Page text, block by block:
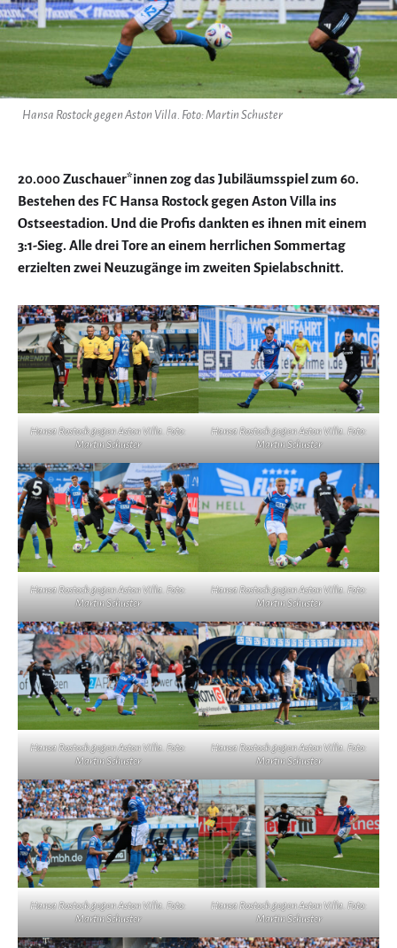
Hansa Rostock gegen Aston Villa. Foto: Martin Schuster
20.000 Zuschauer*innen zog das Jubiläumsspiel zum 60.
Bestehen des FC Hansa Rostock gegen Aston Villa ins
Ostseestadion. Und die Profis dankten es ihnen mit einem
3:1-Sieg. Alle drei Tore an einem herrlichen Sommertag
erzielten zwei Neuzugänge im zweiten Spielabschnitt.
Hansa Rostock gegen Aston Villa. Foto:
Martin Schuster
Hansa Rostock gegen Aston Villa. Foto:
Martin Schuster
Hansa Rostock gegen Aston Villa. Foto:
Martin Schuster
Hansa Rostock gegen Aston Villa. Foto:
Martin Schuster
Hansa Rostock gegen Aston Villa. Foto:
Martin Schuster
Hansa Rostock gegen Aston Villa. Foto:
Martin Schuster
Hansa Rostock gegen Aston Villa. Foto:
Martin Schuster
Hansa Rostock gegen Aston Villa. Foto:
Martin Schuster